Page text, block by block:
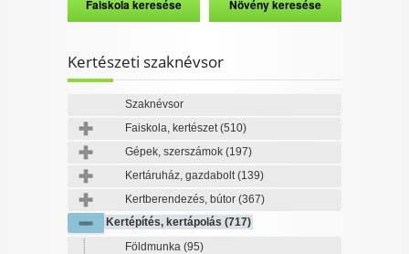
Kertészeti szaknévsor
Szaknévsor
Faiskola, kertészet(510)
Gépek, szerszámok (197)
Kertáruház, gazdabolt(139)
Kertberendezés, bútor (367)
Kertépítés, kertápolás (717)
Földmunka (95)